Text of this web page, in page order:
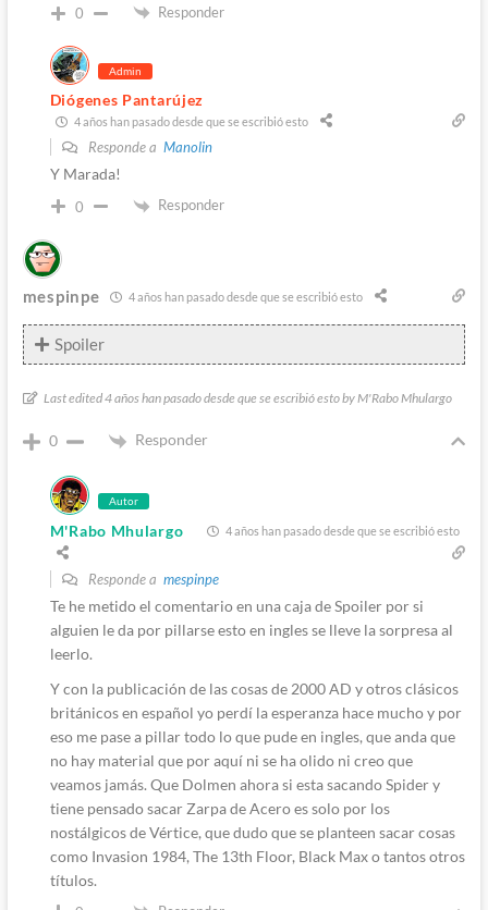
0 Responder
Admin
Diógenes Pantarújez
4 años han pasado desde que se escribió esto
Responde a Manolin
Y Marada!
0 Responder
mespinpe 4 años han pasado desde que se escribió esto
Spoiler
Last edited 4 años han pasado desde que se escribió esto by M'Rabo Mhulargo
0 Responder
Autor
M'Rabo Mhulargo 4 años han pasado desde que se escribió esto
Responde a mespinpe
Te he metido el comentario en una caja de Spoiler por si
alguien le da por pillarse esto en ingles se lleve la sorpresa al
leerlo.
Y con la publicación de las cosas de 2000 AD y otros clásicos
británicos en español yo perdí la esperanza hace mucho y por
eso me pase a pillar todo lo que pude en ingles, que anda que
no hay material que por aquí ni se ha olido ni creo que
veamos jamás. Que Dolmen ahora si esta sacando Spider y
tiene pensado sacar Zarpa de Acero es solo por los
nostálgicos de Vértice, que dudo que se planteen sacar cosas
como Invasion 1984, The 13th Floor, Black Max o tantos otros
títulos.